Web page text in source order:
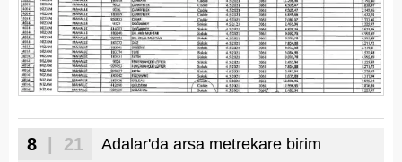
8 | 21
Adalar'da arsa metrekare birim